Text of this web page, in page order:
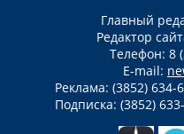
Главный
Редактор
Телефон: 8
E-mail:
Реклама: (3852) 634-
Подписка: (3852)